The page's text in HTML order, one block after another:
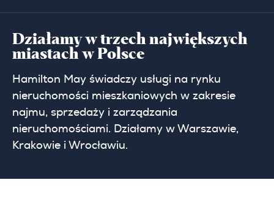
Działamy w trzech największych
miastach w Polsce
Hamilton May świadczy usługi na rynku
nieruchomości mieszkaniowych w zakresie
najmu, sprzedaży i zarządzania
nieruchomościami. Działamy w Warszawie,
Krakowie i Wrocławiu.